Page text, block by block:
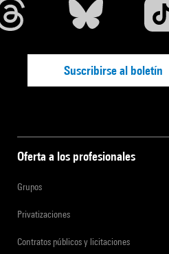
Suscribirse al boletín
Oferta a los profesionales
Grupos
Privatizaciones
Contratos públicos y licitaciones